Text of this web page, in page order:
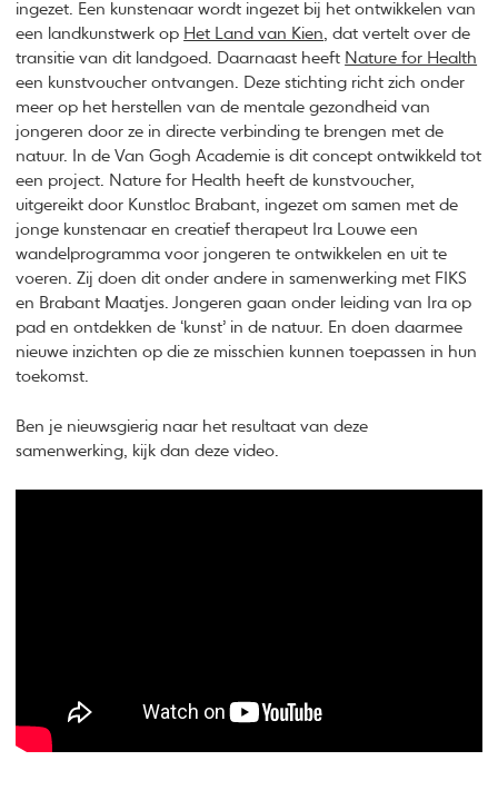
ingezet. Een kunstenaar wordt ingezet bij het ontwikkelen van
een landkunstwerk op Het Land van Kien, dat vertelt over de
transitie van dit landgoed. Daarnaast heeft Nature for Health
een kunstvoucher ontvangen. Deze stichting richt zich onder
meer op het herstellen van de mentale gezondheid van
jongeren door ze in directe verbinding te brengen met de
natuur. In de Van Gogh Academie is dit concept ontwikkeld tot
een project. Nature for Health heeft de kunstvoucher,
uitgereikt door Kunstloc Brabant, ingezet om samen met de
jonge kunstenaar en creatief therapeut Ira Louwe een
wandelprogramma voor jongeren te ontwikkelen en uit te
voeren. Zij doen dit onder andere in samenwerking met FIKS
en Brabant Maatjes. Jongeren gaan onder leiding van Ira op
pad en ontdekken de ‘kunst’ in de natuur. En doen daarmee
nieuwe inzichten op die ze misschien kunnen toepassen in hun
toekomst.
Ben je nieuwsgierig naar het resultaat van deze
samenwerking, kijk dan deze video.